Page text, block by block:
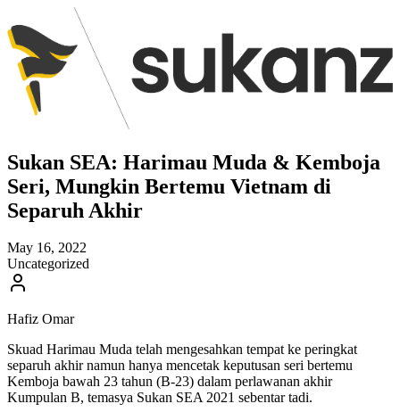
Sukan SEA: Harimau Muda & Kemboja
Seri, Mungkin Bertemu Vietnam di
Separuh Akhir
May 16, 2022
Uncategorized
Hafiz Omar
Skuad Harimau Muda telah mengesahkan tempat ke peringkat
separuh akhir namun hanya mencetak keputusan seri bertemu
Kemboja bawah 23 tahun (B-23) dalam perlawanan akhir
Kumpulan B, temasya Sukan SEA 2021 sebentar tadi.